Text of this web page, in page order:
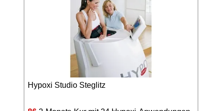
Hypoxi Studio Steglitz